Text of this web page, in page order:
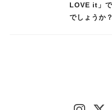
LOVE it」で、美味しいコーヒーはいかが
でしょうか？